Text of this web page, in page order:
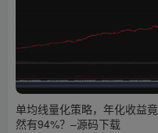
单均线量化策略，年化收益竟
然有94%？–源码下载